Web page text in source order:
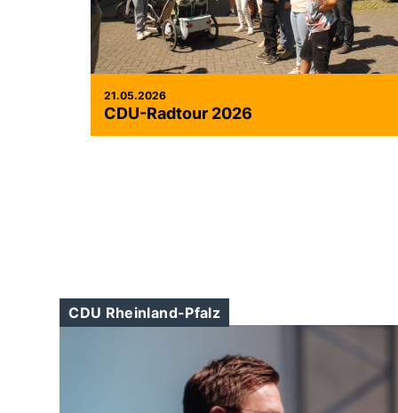
21.05.2026
CDU-Radtour 2026
CDU Rheinland-Pfalz